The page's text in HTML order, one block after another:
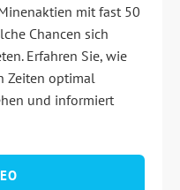
mit fast 50
Chancen sich
Erfahren Sie, wie
Zeiten optimal
und informiert